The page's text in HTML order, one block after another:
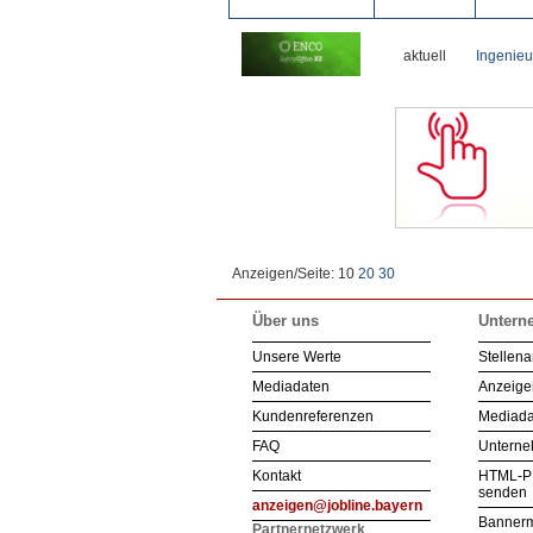
aktuell
Anzeigen/Seite: 10 20 30
Über uns
Unsere Werte
Mediadaten
Kundenreferenzen
FAQ
Kontakt
anzeigen@jobline.bayern
Partnernetzwerk
HTML-
senden